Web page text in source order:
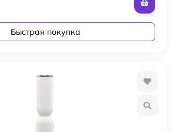
Быстрая покупка